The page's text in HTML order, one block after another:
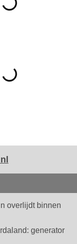
overlijdt binnen
generator